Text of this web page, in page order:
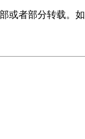
者部分转载。